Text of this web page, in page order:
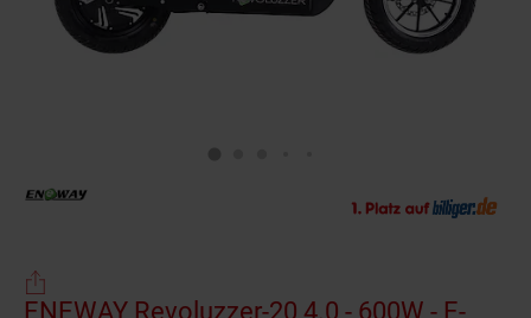
ENEWAY Revoluzzer-20 4.0 - 600W - E-